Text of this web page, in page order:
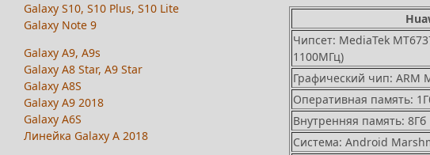
Чипсет: MediaTek
1100МГц)
Графический чип: ARM
Оперативная память:
Внутренняя память: 8Гб
Система: Android
Galaxy S10, S10 Plus, S10 Lite
Galaxy Note 9
Galaxy A9, A9s
Galaxy A8 Star, A9 Star
Galaxy A8S
Galaxy A9 2018
Galaxy A6S
Линейка Galaxy A 2018